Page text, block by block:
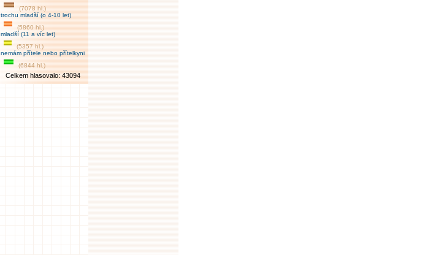
(7078 hl.)
trochu mladší (o 4-10 let)
(5860 hl.)
mladší (11 a víc let)
(5357 hl.)
nemám přítele nebo přítelkyni
(6844 hl.)
Celkem hlasovalo: 43094